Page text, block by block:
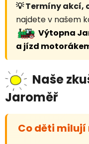
💡 Termíny
najdete v našem
Výtopna
a jízd
Naše
Jaroměř
Co děti